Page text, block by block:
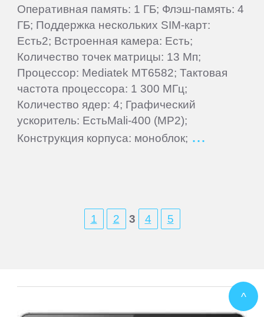
Оперативная память: 1 ГБ; Флэш-память: 4
ГБ; Поддержка нескольких SIM-карт:
Есть2; Встроенная камера: Есть;
Количество точек матрицы: 13 Мп;
Процессор: Mediatek MT6582; Тактовая
частота процессора: 1 300 МГц;
Количество ядер: 4; Графический
ускоритель: ЕстьMali-400 (MP2);
Конструкция корпуса: моноблок;
1 2 3 4 5
^